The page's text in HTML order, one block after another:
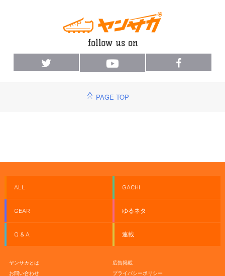
PAGE TOP
ALL GACHI
GEAR ゆるネタ
Q & A 連載
ヤンサカとは
広告掲載
お問い合わせ
プライバシーポリシー